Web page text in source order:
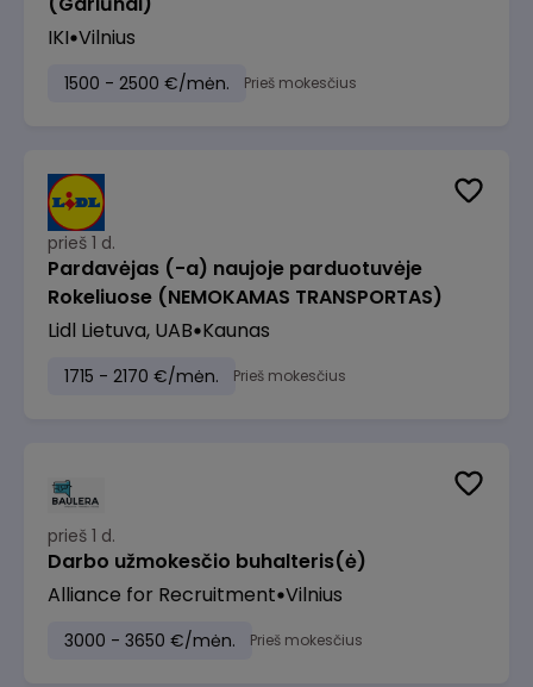
IKI Vilnius
1500 - 2500 €/mėn. Prieš mokesčius
prieš 1 d.
Pardavėjas (-a) naujoje parduotuvėje
Rokeliuose (NEMOKAMAS TRANSPORTAS)
Lidl Lietuva, UAB Kaunas
1715 - 2170 €/mėn. Prieš mokesčius
prieš 1 d.
Darbo užmokesčio buhalteris(ė)
Alliance for Recruitment Vilnius
3000 - 3650 €/mėn. Prieš mokesčius